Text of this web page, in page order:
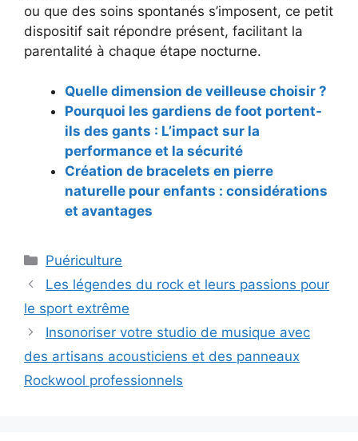
ou que des soins spontanés s’imposent, ce petit
dispositif sait répondre présent, facilitant la
parentalité à chaque étape nocturne.
Quelle dimension de veilleuse choisir ?
Pourquoi les gardiens de foot portent-
ils des gants : L’impact sur la
performance et la sécurité
Création de bracelets en pierre
naturelle pour enfants : considérations
et avantages
Catégories
Puériculture
Navigation
des
articles
Les légendes du rock et leurs passions pour
le sport extrême
Insonoriser votre studio de musique avec
des artisans acousticiens et des panneaux
Rockwool professionnels